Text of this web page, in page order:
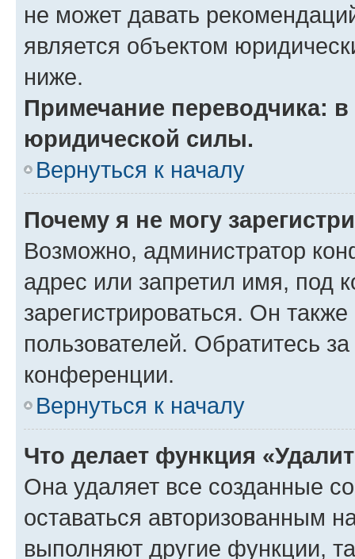
не может давать
является объектом
ниже.
Примечание переводчика:
юридической силы.
Вернуться к началу
Почему я не могу
Возможно, администратор
адрес или запретил имя, под
зарегистрироваться. Он
пользователей. Обратитесь
конференции.
Вернуться к началу
Что делает функция
Она удаляет все созданные
оставаться авторизованным
выполняют другие функции,